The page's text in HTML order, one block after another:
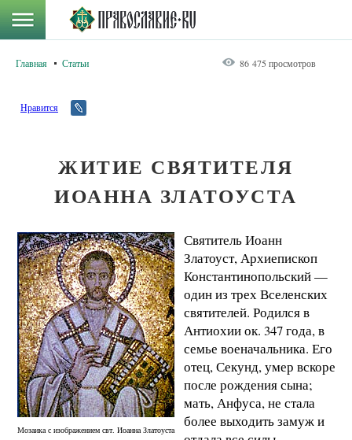
Главная Статьи 86 475 просмотров
Нравится
ЖИТИЕ СВЯТИТЕЛЯ
ИОАННА ЗЛАТОУСТА
Мозаика с изображением свт. Иоанна Златоуста
Святитель Иоанн
Златоуст, Архиепископ
Константинопольский —
один из трех Вселенских
святителей. Родился в
Антиохии ок. 347 года, в
семье военачальника. Его
отец, Секунд, умер вскоре
после рождения сына;
мать, Анфуса, не стала
более выходить замуж и